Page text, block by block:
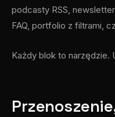
podcasty RSS,
FAQ, portfolio z filtrami,
Każdy blok to narzędzie.